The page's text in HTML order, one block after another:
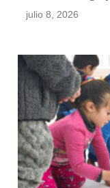
julio 8, 2026